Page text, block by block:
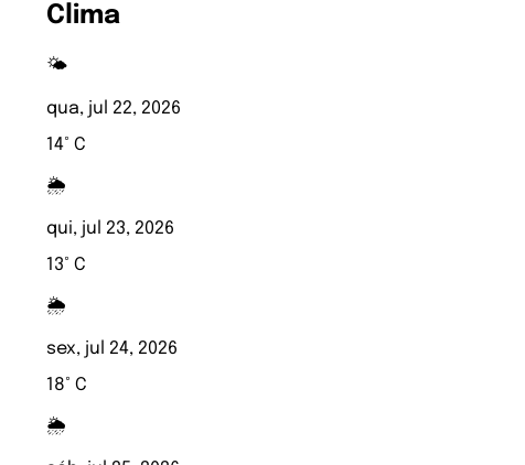
Clima
🌤️
qua, jul 22, 2026
14° C
🌦️
qui, jul 23, 2026
13° C
🌦️
sex, jul 24, 2026
18° C
🌦️